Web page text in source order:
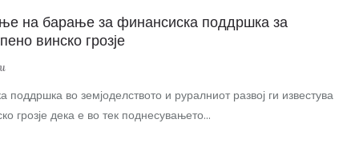
на барање за финансиска поддршка за
винско грозје
поддршка во земјоделството и руралниот развој ги известува
грозје дека е во тек поднесувањето...